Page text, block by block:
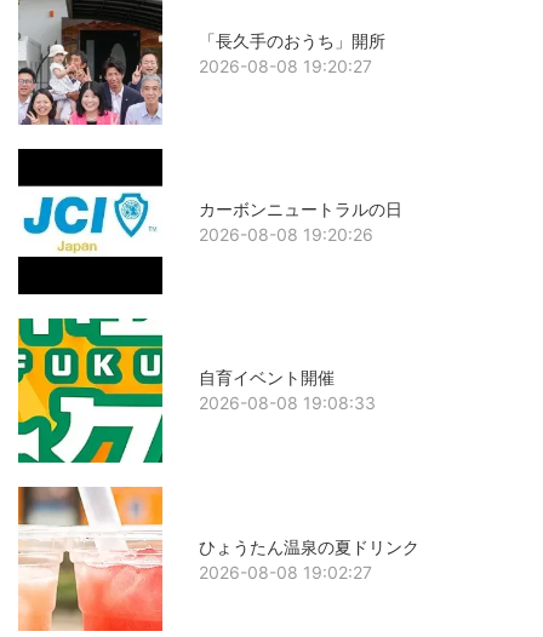
「長久手のおうち」開所
2026-08-08 19:20:27
カーボンニュートラルの日
2026-08-08 19:20:26
自育イベント開催
2026-08-08 19:08:33
ひょうたん温泉の夏ドリンク
2026-08-08 19:02:27